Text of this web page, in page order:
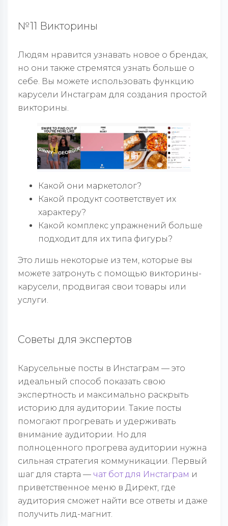
№11 Викторины
Людям нравится узнавать новое о брендах,
но они также стремятся узнать больше о
себе. Вы можете использовать функцию
карусели Инстаграм для создания простой
викторины.
Какой они маркетолог?
Какой продукт соответствует их
характеру?
Какой комплекс упражнений больше
подходит для их типа фигуры?
Это лишь некоторые из тем, которые вы
можете затронуть с помощью викторины-
карусели, продвигая свои товары или
услуги.
Советы для экспертов
Карусельные посты в Инстаграм — это
идеальный способ показать свою
экспертность и максимально раскрыть
историю для аудитории. Такие посты
помогают прогревать и удерживать
внимание аудитории. Но для
полноценного прогрева аудитории нужна
сильная стратегия коммуникации. Первый
шаг для старта — чат бот для Инстаграм и
приветственное меню в Директ, где
аудитория сможет найти все ответы и даже
получить лид-магнит.